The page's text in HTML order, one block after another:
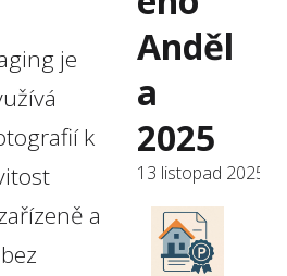
je
k
a
Anděl
a
2025
13 listopad 2025